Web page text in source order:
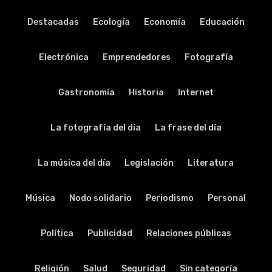
Destacadas Ecología Economía Educación
Electrónica Emprendedores Fotografía
Gastronomía Historia Internet
La fotografía del día La frase del día
La música del día Legislación Literatura
Música Nodo solidario Periodismo Personal
Política Publicidad Relaciones públicas
Religión Salud Seguridad Sin categoría